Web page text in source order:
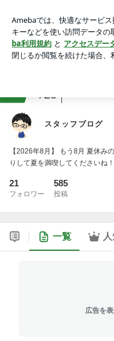
アプリをダウンロードして
ょう。
728
スタッフブログ
【2026年8月】 もう8月 夏休み
りして夏を満喫してくださいね
21
フォロワー
585
投稿
一覧
広告を